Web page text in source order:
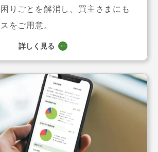
りごとを解消し、買主さまにも
をご用意。
詳しく見る